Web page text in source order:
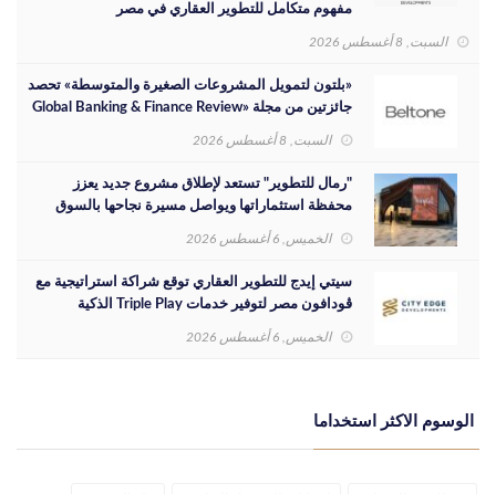
مفهوم متكامل للتطوير العقاري في مصر
السبت, 8 أغسطس 2026
«بلتون لتمويل المشروعات الصغيرة والمتوسطة» تحصد
جائزتين من مجلة «Global Banking & Finance Review
السبت, 8 أغسطس 2026
"رمال للتطوير" تستعد لإطلاق مشروع جديد يعزز
محفظة استثماراتها ويواصل مسيرة نجاحها بالسوق
الخميس, 6 أغسطس 2026
سيتي إيدج للتطوير العقاري توقع شراكة استراتيجية مع
ڤودافون مصر لتوفير خدمات Triple Play الذكية
بمشروع داون تاون بمدينة العلمين الجديدة
الخميس, 6 أغسطس 2026
الوسوم الاكثر استخداما